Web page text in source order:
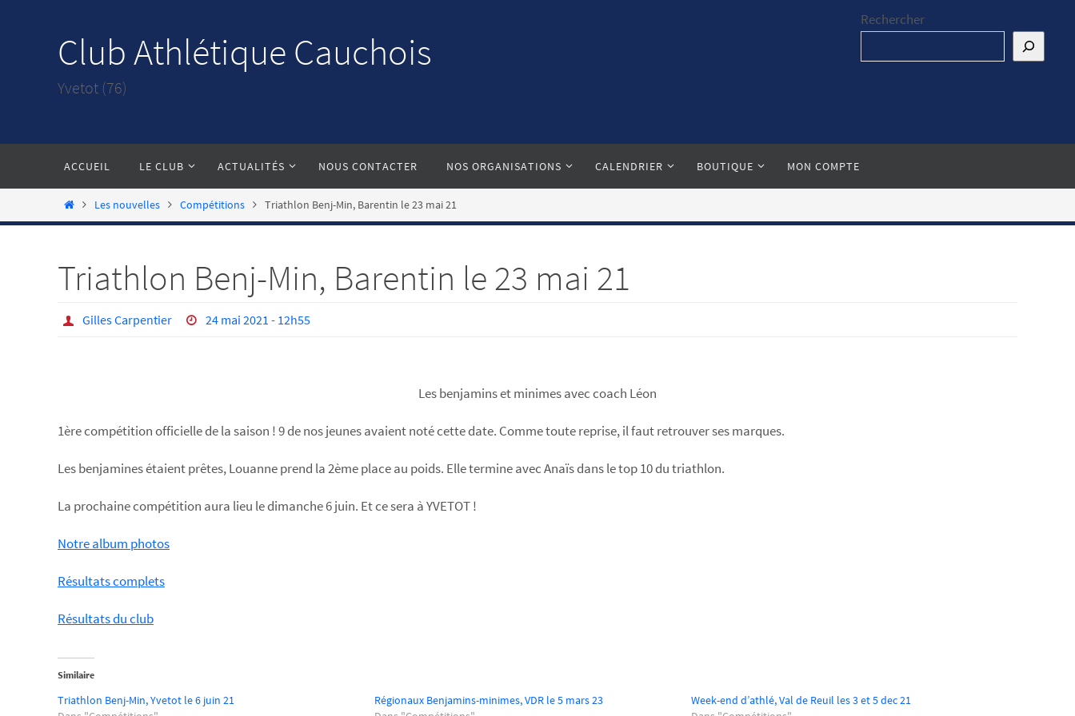
Club Athlétique Cauchois
Yvetot (76)
Rechercher
le
ACCUEIL LE CLUB ACTUALITÉS NOUS CONTACTER NOS ORGANISATIONS CALENDRIER BOUTIQUE MON COMPTE
HomeLes nouvelles Compétitions Triathlon Benj-Min, Barentin le 23 mai 21
Triathlon Benj-Min, Barentin le 23 mai 21
Gilles Carpentier 24 mai 2021 - 12h55
Les benjamins et minimes avec coach Léon
1ère compétition officielle de la saison ! 9 de nos jeunes avaient noté cette date. Comme toute reprise, il faut retrouver ses marques.
Les benjamines étaient prêtes, Louanne prend la 2ème place au poids. Elle termine avec Anaïs dans le top 10 du triathlon.
La prochaine compétition aura lieu le dimanche 6 juin. Et ce sera à YVETOT !
Notre album photos
Résultats complets
Résultats du club
Similaire
Triathlon Benj-Min, Yvetot le 6 juin 21
Régionaux Benjamins-minimes, VDR le 5 mars 23
Week-end d’athlé, Val de Reuil les 3 et 5 dec 21